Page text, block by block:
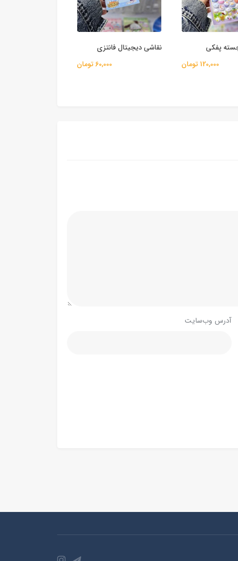
پفکی
120,000 تومان
نقاشی دیجیتال فانتزی
60,000 تومان
آدرس وب‌سایت